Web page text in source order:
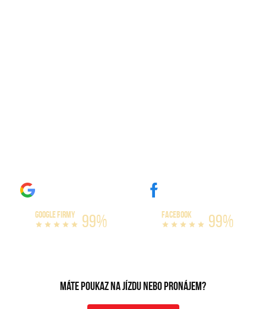
GOOGLE FIRMY 99% FACEBOOK 99%
Máte poukaz na jízdu nebo pronájem?